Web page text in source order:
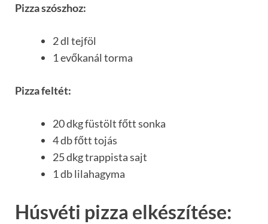
Pizza szószhoz:
2 dl tejföl
1 evőkanál torma
Pizza feltét:
20 dkg füstölt főtt sonka
4 db főtt tojás
25 dkg trappista sajt
1 db lilahagyma
Húsvéti pizza elkészítése: